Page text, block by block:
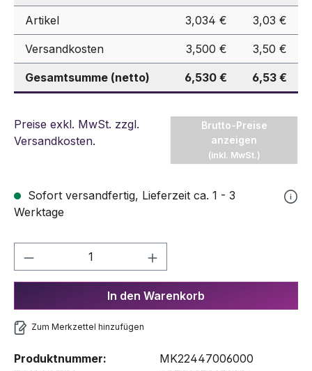
Artikel 3,034 € 3,03 €
Versandkosten 3,500 € 3,50 €
Gesamtsumme (netto) 6,530 € 6,53 €
Preise exkl. MwSt. zzgl.
Versandkosten.
Brutto-Preise
anzeigen
(inkl. MwSt.)
Sofort versandfertig, Lieferzeit ca. 1 - 3
Werktage
Produkt Anzahl: Gib den
In den Warenkorb
Zum Merkzettel hinzufügen
Produktnummer:
MK22447006000